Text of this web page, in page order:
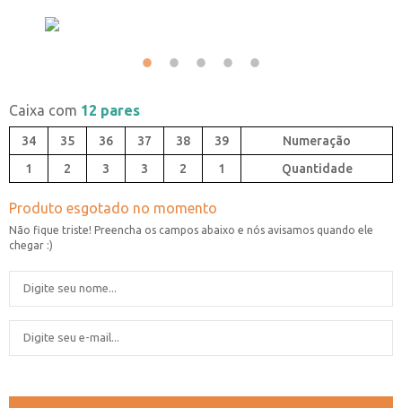
Caixa com 12 pares
34 35 36 37 38
39
1
2 3 3 2 1 Quantidade